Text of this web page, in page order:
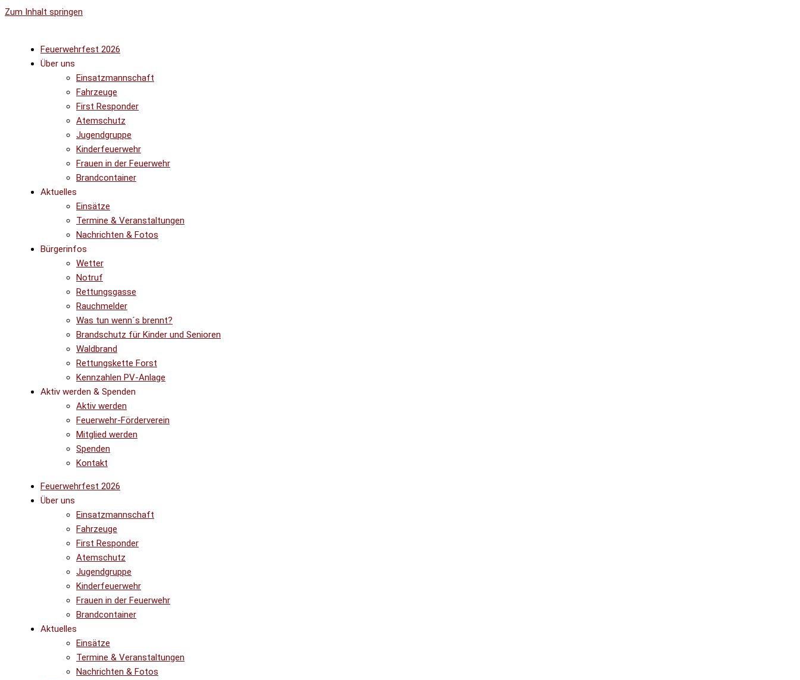
Zum Inhalt springen
Feuerwehrfest 2026
Über uns
Einsatzmannschaft
Fahrzeuge
First Responder
Atemschutz
Jugendgruppe
Kinderfeuerwehr
Frauen in der Feuerwehr
Brandcontainer
Aktuelles
Einsätze
Termine & Veranstaltungen
Nachrichten & Fotos
Bürgerinfos
Wetter
Notruf
Rettungsgasse
Rauchmelder
Was tun wenn´s brennt?
Brandschutz für Kinder und Senioren
Waldbrand
Rettungskette Forst
Kennzahlen PV-Anlage
Aktiv werden & Spenden
Aktiv werden
Feuerwehr-Förderverein
Mitglied werden
Spenden
Kontakt
Feuerwehrfest 2026
Über uns
Einsatzmannschaft
Fahrzeuge
First Responder
Atemschutz
Jugendgruppe
Kinderfeuerwehr
Frauen in der Feuerwehr
Brandcontainer
Aktuelles
Einsätze
Termine & Veranstaltungen
Nachrichten & Fotos